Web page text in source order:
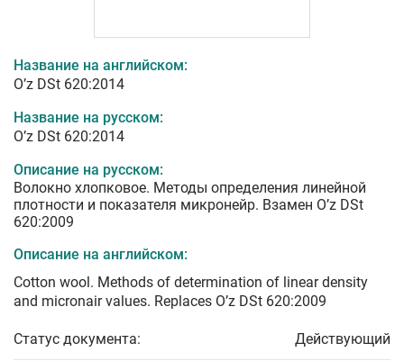
Название на английском:
O’z DSt 620:2014
Название на русском:
O’z DSt 620:2014
Описание на русском:
Волокно хлопковое. Методы определения линейной
плотности и показателя микронейр. Взамен O’z DSt
620:2009
Описание на английском:
Cotton wool. Methods of determination of linear density
and micronair values. Replaces O’z DSt 620:2009
Статус документа: Действующий